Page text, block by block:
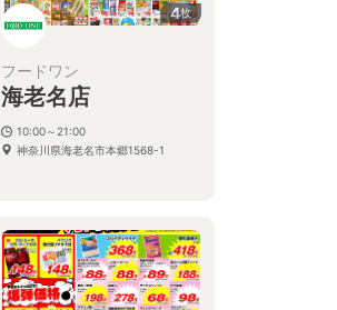
4枚
フードワン
海老名店
10:00～21:00
神奈川県海老名市本郷1568-1